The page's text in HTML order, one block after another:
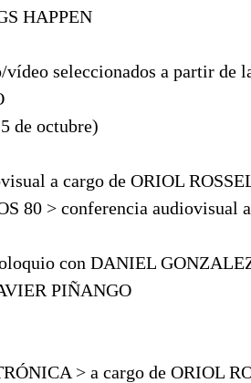
HAPPEN
seleccionados a partir de
de octubre)
a cargo de ORIOL
80 > conferencia audiovisual
con DANIEL
PIÑANGO
> a cargo de ORIOL